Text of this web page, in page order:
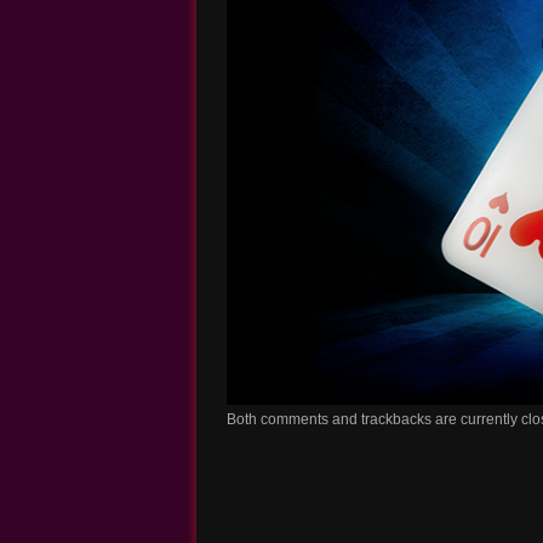
Both comments and trackbacks are currently